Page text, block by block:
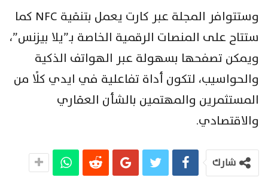
وستتوافر المجلة عبر كارت يعمل بتنقية NFC كما
ستتاح على المنصات الرقمية الخاصة بـ”يلا بيزنس”،
ويمكن تصفحها بسهولة عبر الهواتف الذكية
والحواسيب، لتكون أداة تفاعلية في ايدي كلًا من
المستثمرين والمهتمين بالشأن العقاري
والاقتصادي.
شارك